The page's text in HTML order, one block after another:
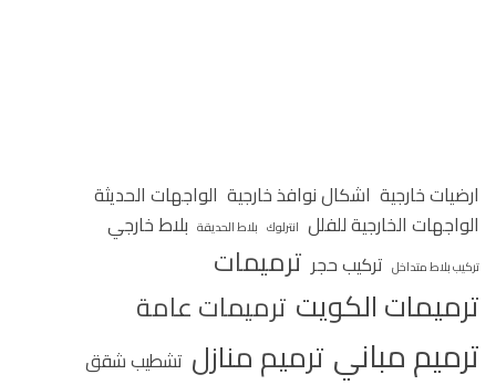
ارضيات خارجية اشكال نوافذ خارجية الواجهات الحديثة
الواجهات الخارجية للفلل انترلوك بلاط الحديقة بلاط خارجي
تركيب بلاط متداخل تركيب حجر ترميمات
ترميمات الكويت ترميمات عامة
ترميم مباني ترميم منازل تشطيب شقق